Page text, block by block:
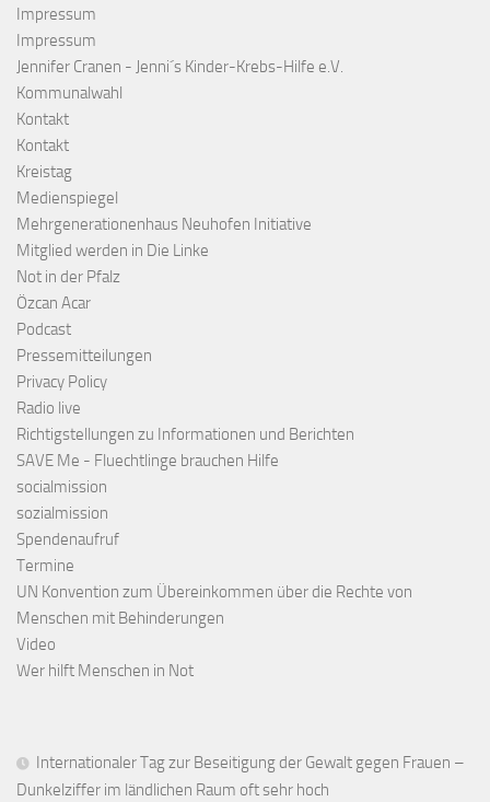
Impressum
Impressum
Jennifer Cranen - Jenni´s Kinder-Krebs-Hilfe e.V.
Kommunalwahl
Kontakt
Kontakt
Kreistag
Medienspiegel
Mehrgenerationenhaus Neuhofen Initiative
Mitglied werden in Die Linke
Not in der Pfalz
Özcan Acar
Podcast
Pressemitteilungen
Privacy Policy
Radio live
Richtigstellungen zu Informationen und Berichten
SAVE Me - Fluechtlinge brauchen Hilfe
socialmission
sozialmission
Spendenaufruf
Termine
UN Konvention zum Übereinkommen über die Rechte von
Menschen mit Behinderungen
Video
Wer hilft Menschen in Not
Internationaler Tag zur Beseitigung der Gewalt gegen Frauen –
Dunkelziffer im ländlichen Raum oft sehr hoch